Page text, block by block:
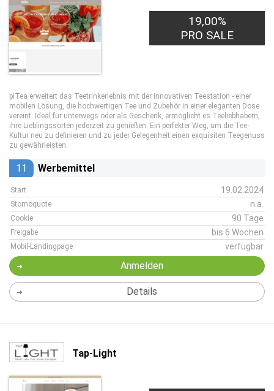
19,00%
PRO SALE
piTea erweitert das Teetrinkerlebnis mit der innovativen Teestation - einer
mobilen Lösung, die hochwertigen Tee und Zubehör in einer eleganten Dose
vereint. Ideal für unterwegs oder als Geschenk, ermöglicht es Teeliebhabern,
ihre Lieblingssorten jederzeit zu genießen. Ein perfekter Weg, um die Tee-
Kultur neu zu definieren und zu jeder Gelegenheit einen exquisiten Teegenuss
zu gewährleisten.
11 Werbemittel
Start 19.02.2024
Stornoquote n.a.
Cookie 90 Tage
Freigabe bis 6 Wochen
Mobil-Landingpage verfügbar
Anmelden
Details
Tap-Light